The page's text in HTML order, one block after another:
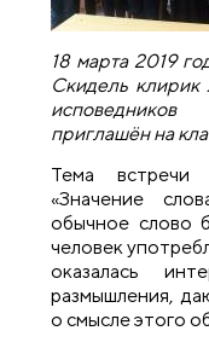
18 марта 2019
Скидель клирик
приглашён на
Тема
«Значение
обычное слово
человек
оказалась
размышления,
о смысле этого